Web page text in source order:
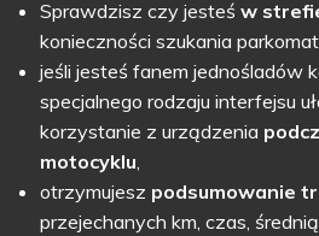
Sprawdzisz czy jesteś w
konieczności szukania
jeśli jesteś fanem jednośladów
specjalnego rodzaju interfejsu
korzystanie z urządzenia
motocyklu,
otrzymujesz podsumowanie
przejechanych km, czas,